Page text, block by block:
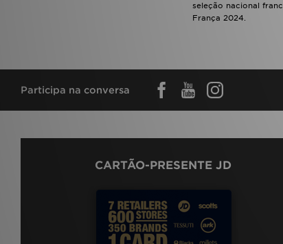
seleção nacional
França 2024.
Participa na conversa
CARTÃO-PRESENTE JD